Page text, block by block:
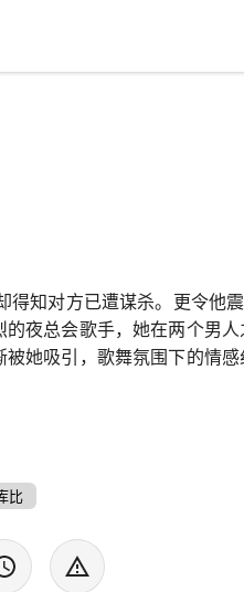
得知对方已遭谋杀。更令他
夜总会歌手，她在两个男
她吸引，歌舞氛围下的情
比